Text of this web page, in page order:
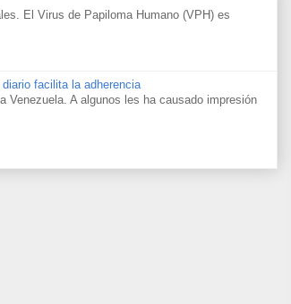
El Virus de Papiloma Humano (VPH) es
facilita la adherencia
Venezuela. A algunos les ha causado impresión